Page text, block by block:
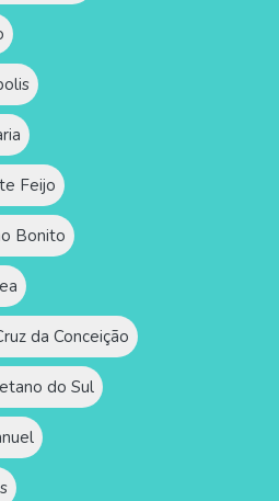
Feijo
Bonito
da Conceição
do Sul